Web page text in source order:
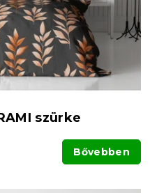
szürke
Bővebben